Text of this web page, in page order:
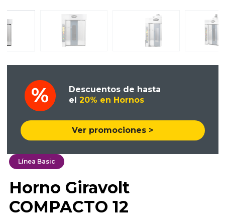
Línea Basic
Horno Giravolt
COMPACTO 12
Descuentos de hasta
el 20% en Hornos
Ver promociones >